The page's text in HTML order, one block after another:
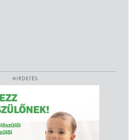
HIRDETÉS